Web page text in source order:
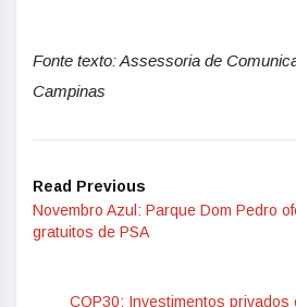
Fonte texto: Assessoria de
Campinas
Read Previous
Novembro Azul: Parque Dom Pedro
gratuitos de PSA
COP30: Investimentos privados